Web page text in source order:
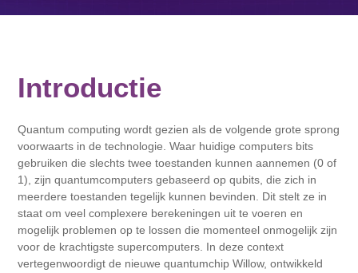
Introductie
Quantum computing wordt gezien als de volgende grote sprong
voorwaarts in de technologie. Waar huidige computers bits
gebruiken die slechts twee toestanden kunnen aannemen (0 of
1), zijn quantumcomputers gebaseerd op qubits, die zich in
meerdere toestanden tegelijk kunnen bevinden. Dit stelt ze in
staat om veel complexere berekeningen uit te voeren en
mogelijk problemen op te lossen die momenteel onmogelijk zijn
voor de krachtigste supercomputers. In deze context
vertegenwoordigt de nieuwe quantumchip Willow, ontwikkeld